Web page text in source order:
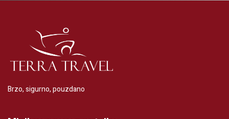
Brzo, sigurno, pouzdano